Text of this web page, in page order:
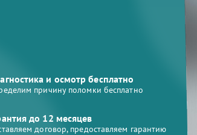
и осмотр бесплатно
причину поломки бесплатно
до 12 месяцев
договор, предоставляем гарантию